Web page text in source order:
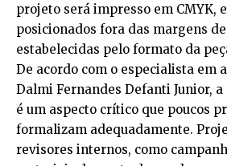
projeto será impresso em CMYK,
posicionados fora das margens
estabelecidas pelo formato da
De acordo com o especialista em
Dalmi Fernandes Defanti Junior, a
é um aspecto crítico que poucos
formalizam adequadamente.
revisores internos, como